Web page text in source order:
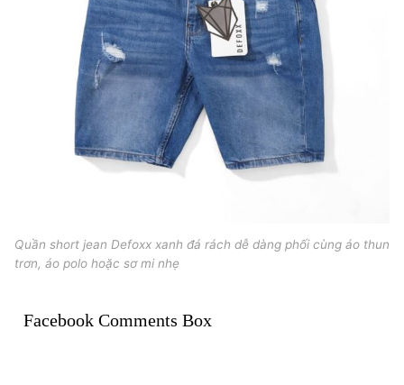
Quần short jean Defoxx xanh đá rách dễ dàng phối cùng áo thun
trơn, áo polo hoặc sơ mi nhẹ
Facebook Comments Box